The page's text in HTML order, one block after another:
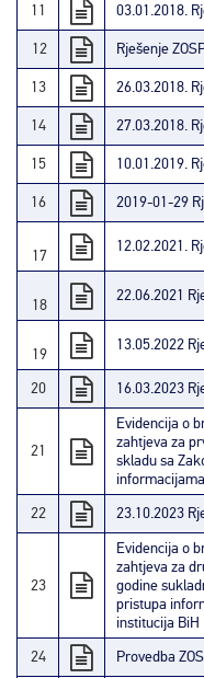
11 03.01.2018.
12 Rješenje
13 26.03.2018.
14 27.03.2018.
15 10.01.2019.
16 2019-01-29
17
12.02.2021.
18
22.06.2021
19
13.05.2022
20 16.03.2023
21
Evidencija o
zahtjeva za
skladu sa
22
23.10.2023
23
Evidencija o
zahtjeva za
godine
pristupa
institucija BiH
24
Provedba